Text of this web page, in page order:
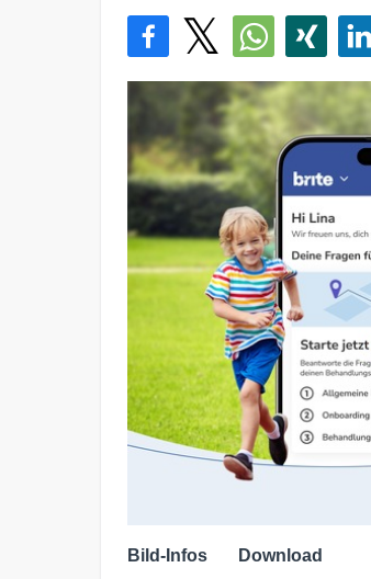
Bild-Infos Download